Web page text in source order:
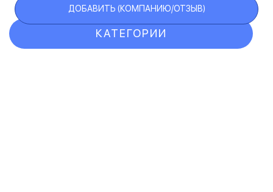
КАТЕГОРИИ
ДОБАВИТЬ (КОМПАНИЮ/ОТЗЫВ)